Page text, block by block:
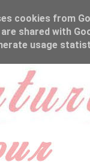
cookies from
shared with
usage